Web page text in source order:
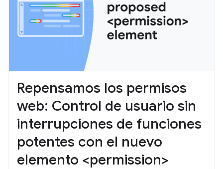
Repensamos los permisos
web: Control de usuario sin
interrupciones de funciones
potentes con el nuevo
elemento <permission>